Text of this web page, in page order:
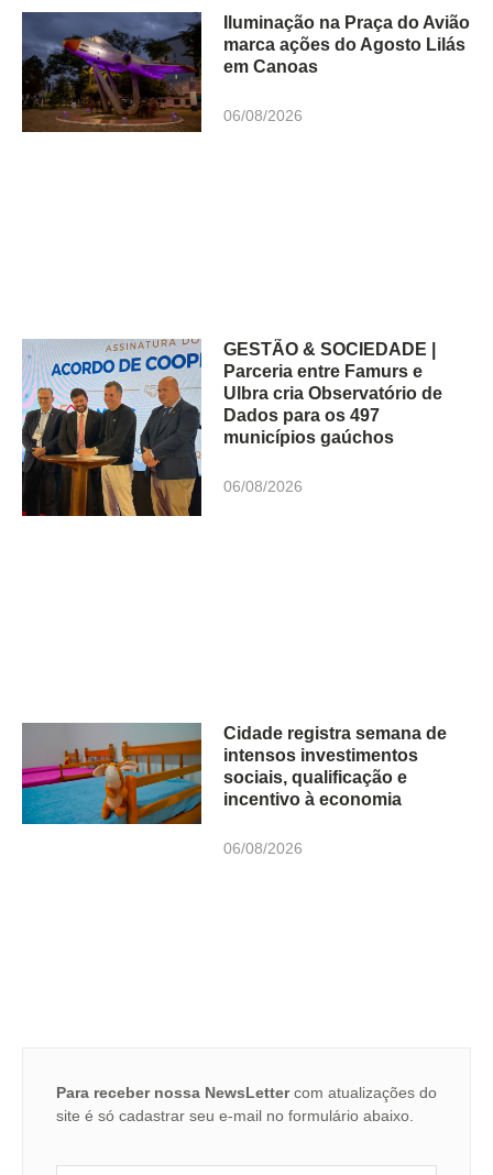
Iluminação na Praça do Avião
marca ações do Agosto Lilás
em Canoas
06/08/2026
GESTÃO & SOCIEDADE |
Parceria entre Famurs e
Ulbra cria Observatório de
Dados para os 497
municípios gaúchos
06/08/2026
Cidade registra semana de
intensos investimentos
sociais, qualificação e
incentivo à economia
06/08/2026
Para receber nossa NewsLettercom atualizações do
site é só cadastrar seu e-mail no formulário abaixo.